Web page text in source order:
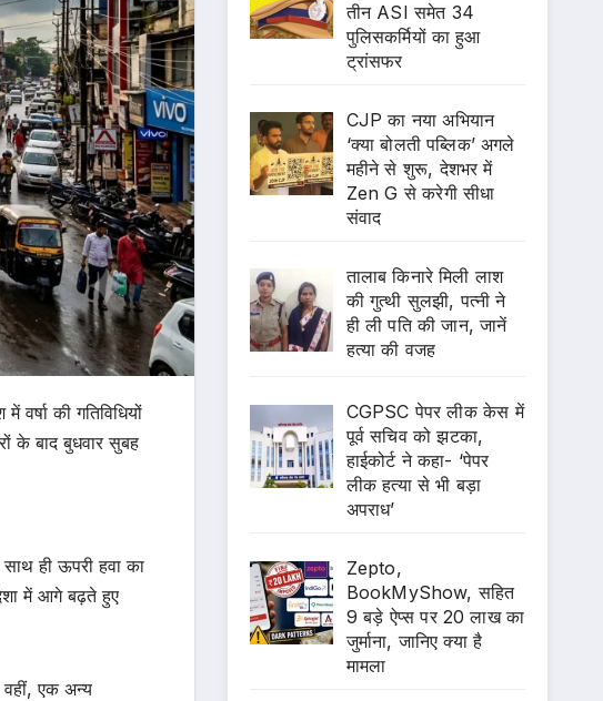
की गतिविधियों
के बाद बुधवार सुबह
ही ऊपरी हवा का
में आगे बढ़ते हुए
वहीं, एक अन्य
तीन ASI समेत 34
पुलिसकर्मियों का हुआ
ट्रांसफर
CJP का नया अभियान
‘क्या बोलती पब्लिक’ अगले
महीने से शुरू, देशभर में
Zen G से करेगी सीधा
संवाद
तालाब किनारे मिली लाश
की गुत्थी सुलझी, पत्नी ने
ही ली पति की जान, जानें
हत्या की वजह
CGPSC पेपर लीक केस में
पूर्व सचिव को झटका,
हाईकोर्ट ने कहा- ‘पेपर
लीक हत्या से भी बड़ा
अपराध’
Zepto,
BookMyShow, सहित
9 बड़े ऐप्स पर 20 लाख का
जुर्माना, जानिए क्या है
मामला